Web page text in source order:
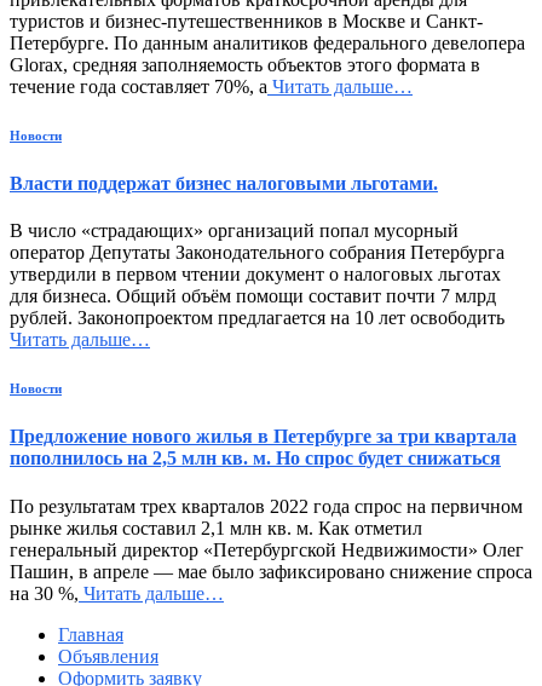
туристов и бизнес-путешественников в Москве и Санкт-
Петербурге. По данным аналитиков федерального девелопера
Glorax, средняя заполняемость объектов этого формата в
течение года составляет 70%, а Читать дальше…
Новости
Власти поддержат бизнес налоговыми льготами.
В число «страдающих» организаций попал мусорный
оператор Депутаты Законодательного собрания Петербурга
утвердили в первом чтении документ о налоговых льготах
для бизнеса. Общий объём помощи составит почти 7 млрд
рублей. Законопроектом предлагается на 10 лет освободить
Читать дальше…
Новости
Предложение нового жилья в Петербурге за три квартала
пополнилось на 2,5 млн кв. м. Но спрос будет снижаться
По результатам трех кварталов 2022 года спрос на первичном
рынке жилья составил 2,1 млн кв. м. Как отметил
генеральный директор «Петербургской Недвижимости» Олег
Пашин, в апреле — мае было зафиксировано снижение спроса
на 30 %, Читать дальше…
Главная
Объявления
Оформить заявку